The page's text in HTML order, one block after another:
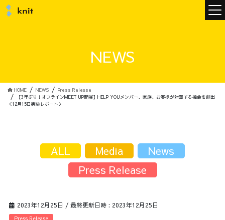
メンバー
サービス
NEWS
HOME NEWS
Press Release
【3年ぶり！オフラインMEET UP開催】HELP YOUメンバー、家族、お客様が対面する機会を創出
＜12月15日実施レポート＞
2023年12月25日 / 最終更新日時 : 2023年12月25日
Press Release
ALL Media
News
Press Release